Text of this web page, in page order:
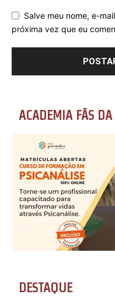
Salve meu nome, e-
próxima vez que eu
ACADEMIA FÃS
DESTAQUE